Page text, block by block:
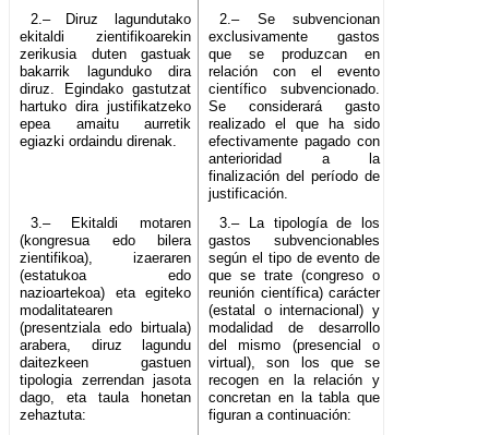
2.– Diruz lagundutako
ekitaldi zientifikoarekin
zerikusia duten gastuak
bakarrik lagunduko dira
diruz. Egindako gastutzat
hartuko dira justifikatzeko
epea amaitu aurretik
egiazki ordaindu direnak.
2.– Se subvencionan
exclusivamente gastos
que se produzcan en
relación con el evento
científico subvencionado.
Se considerará gasto
realizado el que ha sido
efectivamente pagado con
anterioridad a la
finalización del período de
justificación.
3.– Ekitaldi motaren
(kongresua edo bilera
zientifikoa), izaeraren
(estatukoa edo
nazioartekoa) eta egiteko
modalitatearen
(presentziala edo birtuala)
arabera, diruz lagundu
daitezkeen gastuen
tipologia zerrendan jasota
dago, eta taula honetan
zehaztuta:
3.– La tipología de los
gastos subvencionables
según el tipo de evento de
que se trate (congreso o
reunión científica) carácter
(estatal o internacional) y
modalidad de desarrollo
del mismo (presencial o
virtual), son los que se
recogen en la relación y
concretan en la tabla que
figuran a continuación: